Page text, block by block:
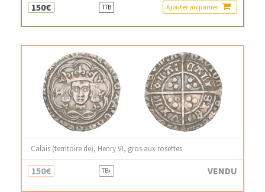
150€ TTB Ajouter au panier
Calais (territoire de), Henry VI, gros aux rosettes
150€ TB+ VENDU